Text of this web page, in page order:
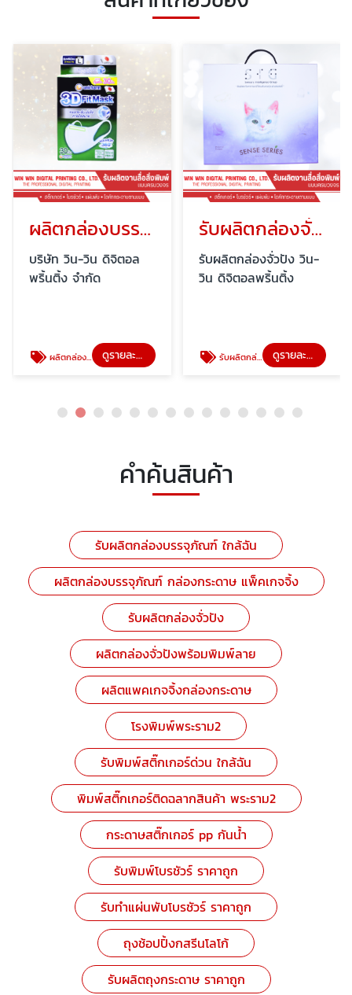
ผลิตกล่องบรรจุภัณฑ์ กล่องกระดาษ แพ็คเกจจิ้ง
บริษัท วิน-วิน ดิจิตอล
พริ้นติ้ง จำกัด
ผลิตกล่องบรรจุภัณฑ์ กล่องกระดาษ แพ็คเกจจิ้ง ดูรายละเอียด
รับผลิตกล่องจั่วปัง
รับผลิตกล่องจั่วปัง วิน-
วิน ดิจิตอลพริ้นติ้ง
รับผลิตกล่องจั่วปัง ดูรายละเอียด
คำค้นสินค้า
รับผลิตกล่องบรรจุภัณฑ์ ใกล้ฉัน
ผลิตกล่องบรรจุภัณฑ์ กล่องกระดาษ แพ็คเกจจิ้ง
รับผลิตกล่องจั่วปัง
ผลิตกล่องจั่วปังพร้อมพิมพ์ลาย
ผลิตแพคเกจจิ้งกล่องกระดาษ
โรงพิมพ์พระราม2
รับพิมพ์สติ๊กเกอร์ด่วน ใกล้ฉัน
พิมพ์สติ๊กเกอร์ติดฉลากสินค้า พระราม2
กระดาษสติ๊กเกอร์ pp กันน้ำ
รับพิมพ์โบรชัวร์ ราคาถูก
รับทำแผ่นพับโบรชัวร์ ราคาถูก
ถุงช้อปปิ้งกสรีนโลโก้
รับผลิตถุงกระดาษ ราคาถูก